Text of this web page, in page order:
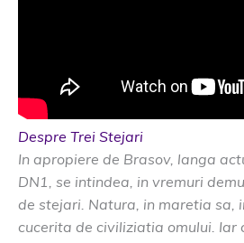
Despre Trei Stejari
In apropiere de Brasov, langa
DN1, se intindea, in vremuri
de stejari. Natura, in maretia sa,
cucerita de civiliziatia omului. Iar